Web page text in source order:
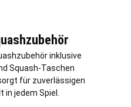
inklusive
Squash-Taschen
für zuverlässigen
in jedem Spiel.